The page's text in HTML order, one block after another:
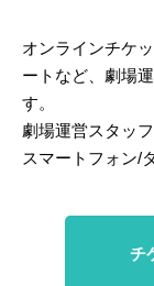
オンラインチケ
ートなど、劇場
す。
劇場運営スタッ
スマートフォン/
チ